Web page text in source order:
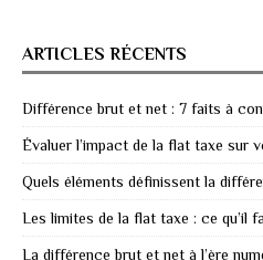
ARTICLES RÉCENTS
Différence brut et net : 7 faits à
Évaluer l’impact de la flat taxe sur
Quels éléments définissent la
Les limites de la flat taxe : ce qu’il
La différence brut et net à l’ère